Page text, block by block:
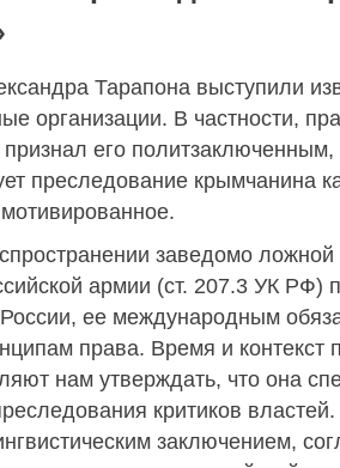
Тарапона выступили
организации. В частности,
его политзаключенным,
преследование крымчанина
заведомо
армии (ст. 207.3 УК РФ)
России, ее международным
права. Время и контекст
нам утверждать, что она
критиков
заключением,